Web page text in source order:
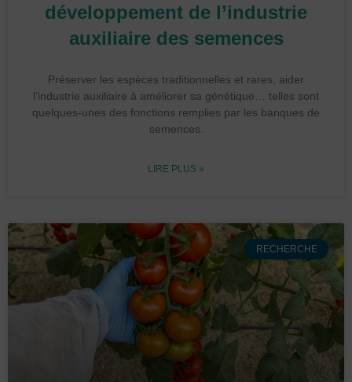
développement de l’industrie
auxiliaire des semences
Préserver les espèces traditionnelles et rares, aider
l’industrie auxiliaire à améliorer sa génétique… telles sont
quelques-unes des fonctions remplies par les banques de
semences.
LIRE PLUS »
RECHERCHE